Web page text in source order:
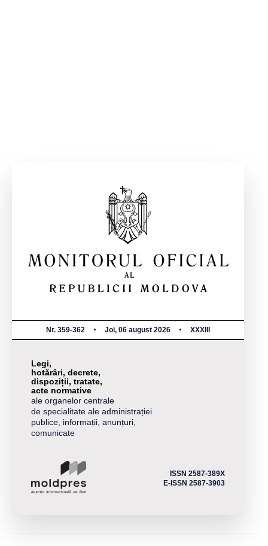
Nr. 359-362 Joi, 06 august 2026 XXXIII
Legi,
hotărâri, decrete,
dispoziții, tratate,
acte normative
ale organelor centrale
de specialitate ale administrației
publice, informații, anunțuri,
comunicate
ISSN 2587-389X
E-ISSN 2587-3903